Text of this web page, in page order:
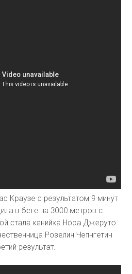
Краузе с результатом 9 минут
в беге на 3000 метров с
стала кенийка Нора Джеруто
Розелин Чепнгетич
результат.